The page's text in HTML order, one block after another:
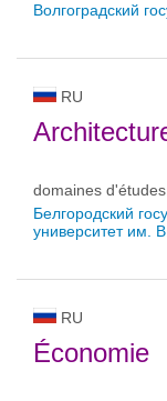
Волгоградский
RU
domaines
Белгородский
университет им.
RU
Économie